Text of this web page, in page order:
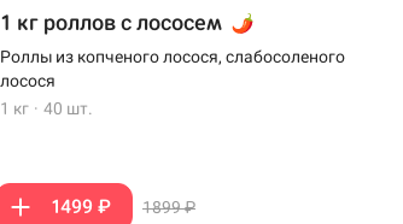
1 кг роллов с лососем
Роллы из копченого лосося, слабосоленого
лосося
1 кг · 40 шт.
1499 ₽ 1899 ₽